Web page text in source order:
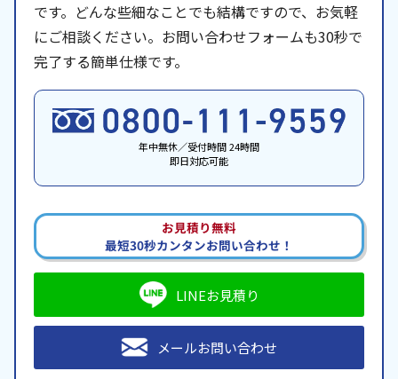
です。どんな些細なことでも結構ですので、お気軽
にご相談ください。お問い合わせフォームも30秒で
完了する簡単仕様です。
年中無休／受付時間 24時間
即日対応可能
お見積り無料
最短30秒カンタンお問い合わせ！
LINEお見積り
メールお問い合わせ